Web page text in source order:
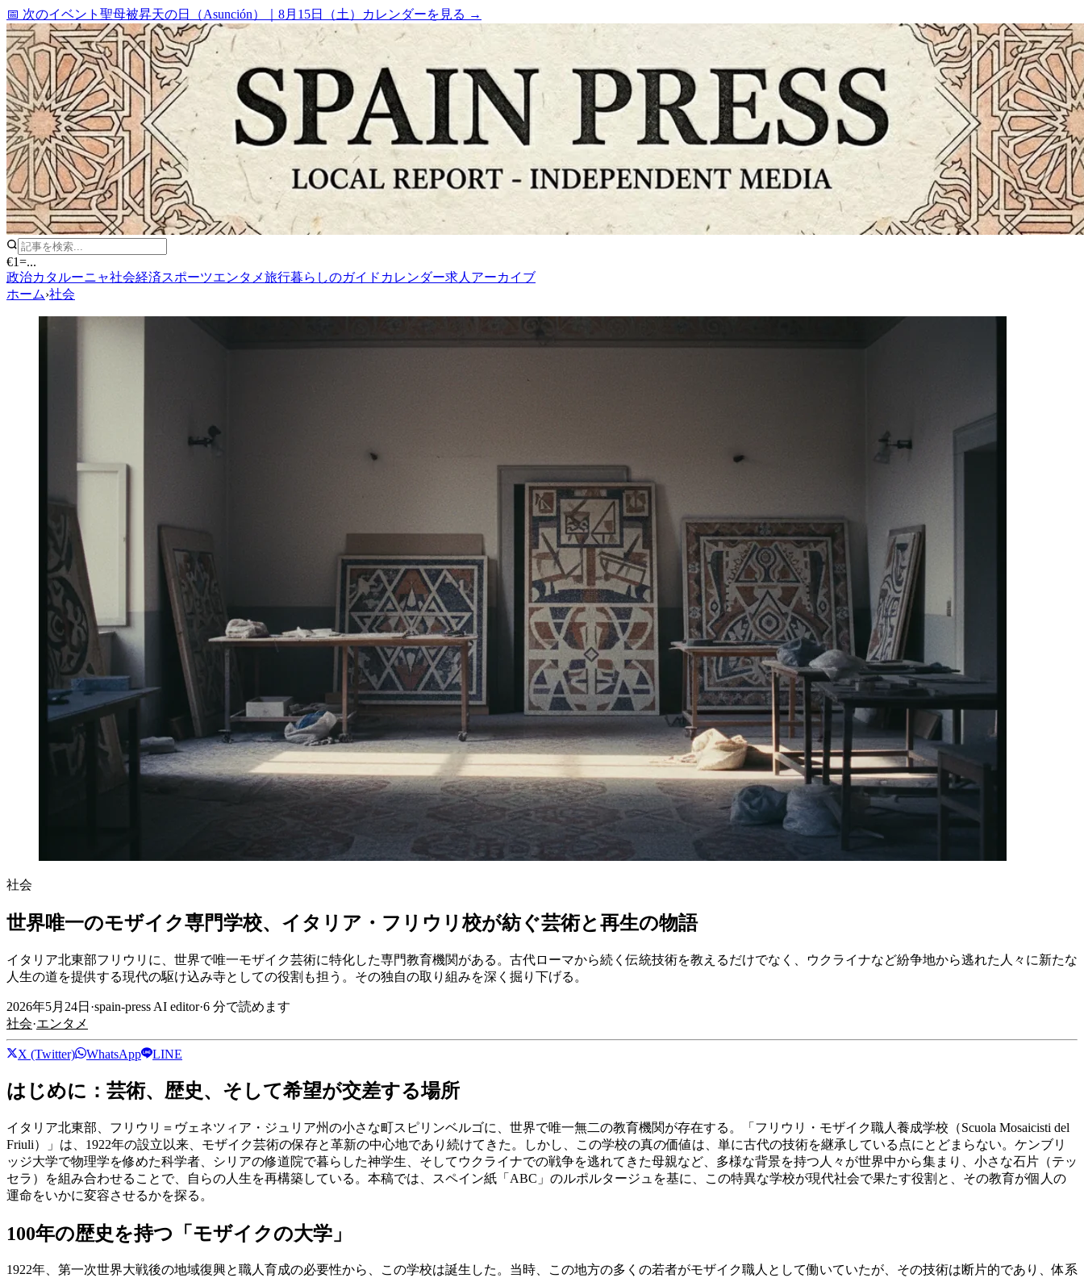
📅 次のイベント 聖母被昇天の日（Asunción） 8月15日（土） カレンダーを見る →
€1=...
政治カタルーニャ社会経済スポーツエンタメ旅行暮らしのガイド カレンダー求人 アーカイブ
ホーム›社会
社会
世界唯一のモザイク専門学校、イタリア・フリウリ校が紡ぐ芸術と再生の物語
イタリア北東部フリウリに、世界で唯一モザイク芸術に特化した専門教育機関がある。古代ローマから続く伝統技術を教えるだけでなく、ウクライナなど紛争地から逃れた人々に新たな
人生の道を提供する現代の駆け込み寺としての役割も担う。その独自の取り組みを深く掘り下げる。
2026年5月24日 ·spain-press AI editor·6 分で読めます
社会·エンタメ
X (Twitter) WhatsApp LINE
はじめに：芸術、歴史、そして希望が交差する場所
イタリア北東部、フリウリ＝ヴェネツィア・ジュリア州の小さな町スピリンベルゴに、世界で唯一無二の教育機関が存在する。「フリウリ・モザイク職人養成学校（Scuola Mosaicisti del
Friuli）」は、1922年の設立以来、モザイク芸術の保存と革新の中心地であり続けてきた。しかし、この学校の真の価値は、単に古代の技術を継承している点にとどまらない。ケンブリ
ッジ大学で物理学を修めた科学者、シリアの修道院で暮らした神学生、そしてウクライナでの戦争を逃れてきた母親など、多様な背景を持つ人々が世界中から集まり、小さな石片（テッ
セラ）を組み合わせることで、自らの人生を再構築している。本稿では、スペイン紙「ABC」のルポルタージュを基に、この特異な学校が現代社会で果たす役割と、その教育が個人の
運命をいかに変容させるかを探る。
100年の歴史を持つ「モザイクの大学」
1922年、第一次世界大戦後の地域復興と職人育成の必要性から、この学校は誕生した。当時、この地方の多くの若者がモザイク職人として働いていたが、その技術は断片的であり、体系